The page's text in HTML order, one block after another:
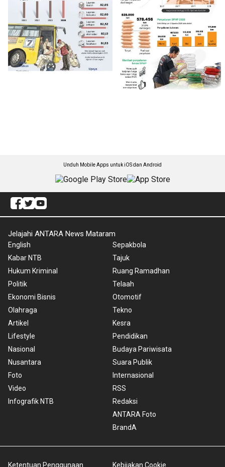
Unduh Mobile Apps untuk iOS dan Android
Jelajahi ANTARA News Mataram
English
Kabar NTB
Hukum Kriminal
Politik
Ekonomi Bisnis
Olahraga
Artikel
Lifestyle
Nasional
Nusantara
Foto
Video
Infografik NTB
Sepakbola
Tajuk
Ruang Ramadhan
Telaah
Otomotif
Tekno
Kesra
Pendidikan
Budaya Pariwisata
Suara Publik
Internasional
RSS
Redaksi
ANTARA Foto
BrandA
Ketentuan Penggunaan Kebijakan Cookie